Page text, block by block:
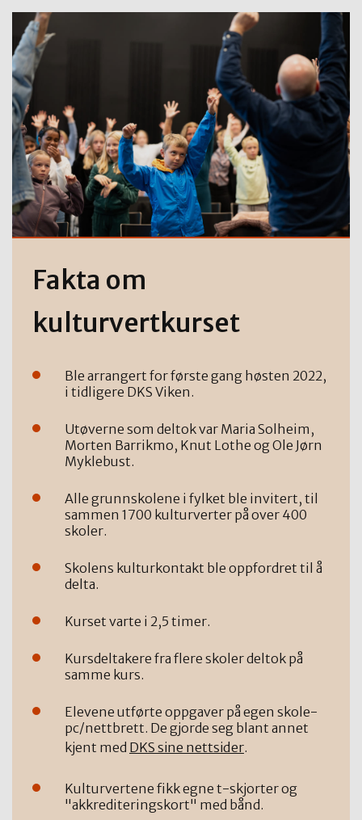
Fakta om
kulturvertkurset
Ble arrangert for første gang høsten 2022,
i tidligere DKS Viken.
Utøverne som deltok var Maria Solheim,
Morten Barrikmo, Knut Lothe og Ole Jørn
Myklebust.
Alle grunnskolene i fylket ble invitert, til
sammen 1700 kulturverter på over 400
skoler.
Skolens kulturkontakt ble oppfordret til å
delta.
Kurset varte i 2,5 timer.
Kursdeltakere fra flere skoler deltok på
samme kurs.
Elevene utførte oppgaver på egen skole-
pc/nettbrett. De gjorde seg blant annet
kjent med DKS sine nettsider.
Kulturvertene fikk egne t-skjorter og
"akkrediteringskort" med bånd.